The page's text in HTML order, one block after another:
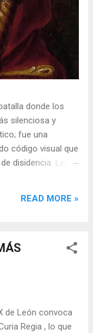
donde los
silenciosa y
fue una
código visual que
disidencia. Lejos
su necesidad de
su integridad
distorsiones y los
de eludir a los
de la realidad,
Los pintores
y dominaban
READ MORE »
de León convoca
Regia , lo que